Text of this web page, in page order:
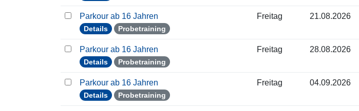
Parkour ab 16 Jahren
Details Probetraining
Freitag 21.08.2026
Parkour ab 16 Jahren
Details Probetraining
Freitag 28.08.2026
Parkour ab 16 Jahren
Details Probetraining
Freitag 04.09.2026